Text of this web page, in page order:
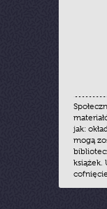
jak:
mogą
książek.